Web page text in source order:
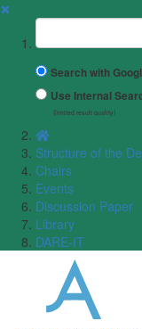
✖
Suchbegriff
Search with
Use Internal
(limited result quality)
Structure of the
Chairs
Events
Discussion Paper
Library
DARE-IT